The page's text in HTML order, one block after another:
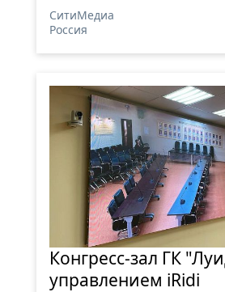
СитиМедиа
Россия
Конгресс-зал ГК
управлением iRidi